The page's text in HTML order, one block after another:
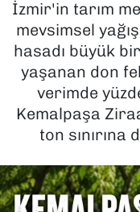
İzmir'in tarım
mevsimsel
hasadı büyük
yaşanan don
verimde
Kemalpaşa
ton sınırına
POLİTİKA
SAĞLIK
SPOR
YAŞAM